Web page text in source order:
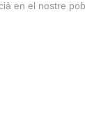
en el nostre